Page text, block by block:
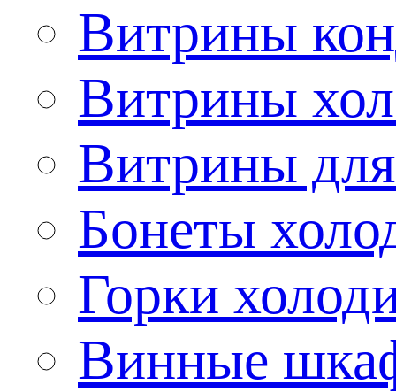
Витрины
Витрины
Витрины
Бонеты
Горки
Винные